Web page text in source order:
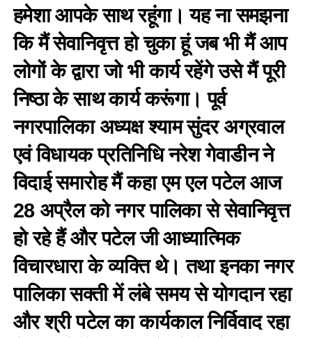
हमेशा आपके साथ रहूंगा। यह ना समझना
कि मैं सेवानिवृत्त हो चुका हूं जब भी मैं आप
लोगों के द्वारा जो भी कार्य रहेंगे उसे मैं पूरी
निष्ठा के साथ कार्य करूंगा। पूर्व
नगरपालिका अध्यक्ष श्याम सुंदर अग्रवाल
एवं विधायक प्रतिनिधि नरेश गेवाडीन ने
विदाई समारोह मैं कहा एम एल पटेल आज
28 अप्रैल को नगर पालिका से सेवानिवृत्त
हो रहे हैं और पटेल जी आध्यात्मिक
विचारधारा के व्यक्ति थे। तथा इनका नगर
पालिका सक्ती में लंबे समय से योगदान रहा
और श्री पटेल का कार्यकाल निर्विवाद रहा